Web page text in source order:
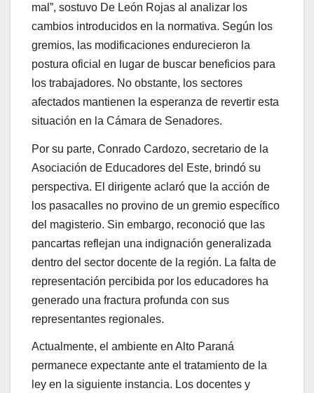
mal ”, sostuvo De León Rojas al analizar los
cambios introducidos en la normativa. Según los
gremios, las modificaciones endurecieron la
postura oficial en lugar de buscar beneficios para
los trabajadores. No obstante, los sectores
afectados mantienen la esperanza de revertir esta
situación en la Cámara de Senadores.
Por su parte, Conrado Cardozo, secretario de la
Asociación de Educadores del Este, brindó su
perspectiva. El dirigente aclaró que la acción de
los pasacalles no provino de un gremio específico
del magisterio. Sin embargo, reconoció que las
pancartas reflejan una indignación generalizada
dentro del sector docente de la región. La falta de
representación percibida por los educadores ha
generado una fractura profunda con sus
representantes regionales.
Actualmente, el ambiente en Alto Paraná
permanece expectante ante el tratamiento de la
ley en la siguiente instancia. Los docentes y